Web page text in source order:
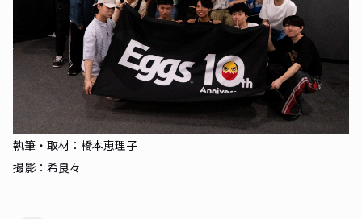
執筆・取材：橋本恵理子
撮影：希良々